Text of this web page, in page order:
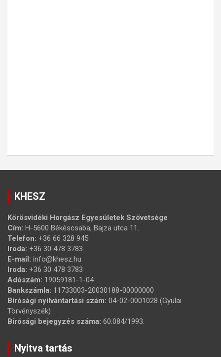
KHESZ
Körösvidéki Horgász Egyesületek Szövetsége
Cím: H-5600 Békéscsaba, Bajza utca 11.
Telefon: +36 66 328 945
Iroda: +36 30 478 3783
E-mail: info@khesz.hu
Iroda: +36 30 478 3783
Adószám: 19059181-1-04
Bankszámla: 11733003-20030188-00000000
Bírósági nyilvántartási szám: 04-02-0001028 (Gyulai
Törvényszék)
Bírósági bejegyzés száma: 60.084/1993.
Nyitva tartás